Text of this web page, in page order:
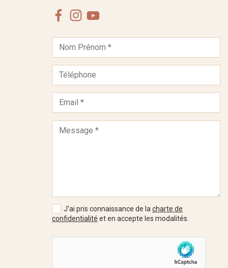
FacebookInstagram
J'ai pris connaissance de lacharte de
confidentialité et en accepte les modalités.